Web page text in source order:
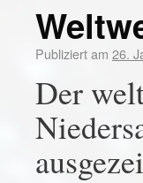
Publiziert am 26.
Der